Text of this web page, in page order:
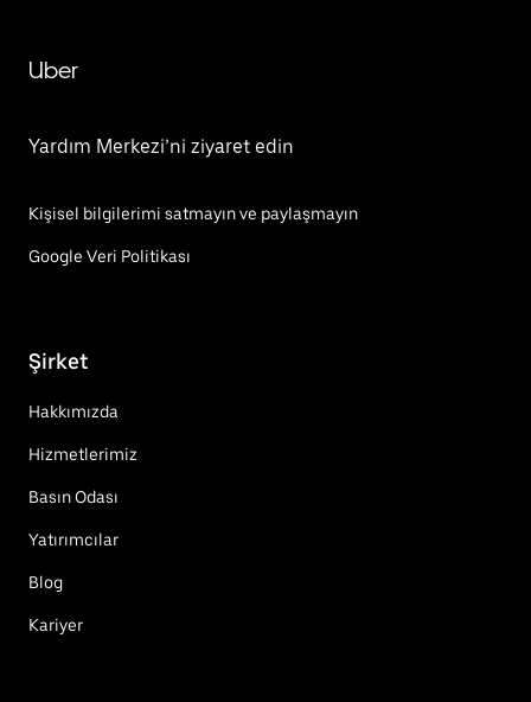
Uber
Yardım Merkezi’ni ziyaret edin
Kişisel bilgilerimi satmayın ve paylaşmayın
Google Veri Politikası
Şirket
Hakkımızda
Hizmetlerimiz
Basın Odası
Yatırımcılar
Blog
Kariyer